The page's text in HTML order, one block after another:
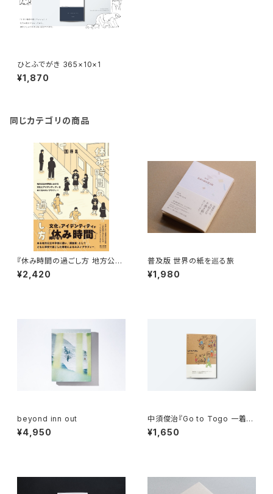
ひとふでがき 365×10×1
¥1,870
同じカテゴリの商品
『休み時間の過ごし方 地方公立
中学校における文化とアイデン
ティティをめぐるエスノグラフィ
¥2,420
普及版 世界の紙を巡る旅
¥1,980
beyond inn out
¥4,950
中須俊治『Go to Togo 一着の
服を旅してつくる』烽火書房
¥1,650